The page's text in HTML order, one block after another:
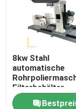
8kw Stahl
automatische
Filterbehälter